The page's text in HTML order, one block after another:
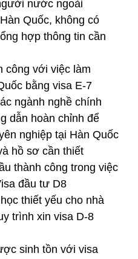
nước ngoài
Quốc, không có
hợp thông tin cần
công với việc làm
bằng visa E-7
ngành nghề chính
dẫn hoàn chỉnh để
nghiệp tại Hàn Quốc
hồ sơ cần thiết
thành công trong việc
đầu tư D8
thiết yếu cho nhà
trình xin visa D-8
sinh tồn với visa